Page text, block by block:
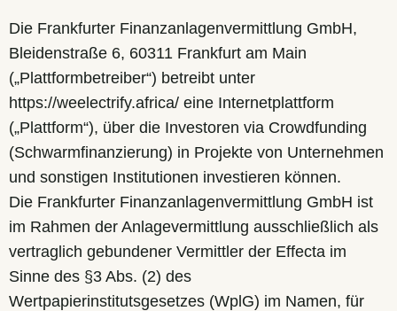
Die Frankfurter Finanzanlagenvermittlung GmbH,
Bleidenstraße 6, 60311 Frankfurt am Main
(„Plattformbetreiber“) betreibt unter
https://weelectrify.africa/ eine Internetplattform
(„Plattform“), über die Investoren via Crowdfunding
(Schwarmfinanzierung) in Projekte von Unternehmen
und sonstigen Institutionen investieren können.
Die Frankfurter Finanzanlagenvermittlung GmbH ist
im Rahmen der Anlagevermittlung ausschließlich als
vertraglich gebundener Vermittler der Effecta im
Sinne des §3 Abs. (2) des
Wertpapierinstitutsgesetzes (WplG) im Namen, für